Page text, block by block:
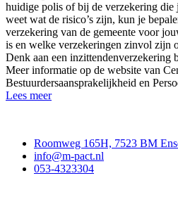
huidige polis of bij de verzekering die
weet wat de risico’s zijn, kun je
verzekering van de gemeente voor
is en welke verzekeringen zinvol zijn
Denk aan een
Meer informatie op de website van
Bestuurdersaansprakelijkheid en
Lees meer
Roomweg 165H, 7523 BM
info@m-pact.nl
053-4323304